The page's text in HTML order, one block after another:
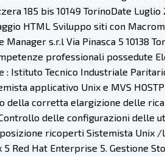
185 bis 10149 TorinoDate
HTML Sviluppo siti con
s.r.l Via Pinasca 5 10138
professionali possedute
Tecnico Industriale
applicativo Unix e MVS
della corretta elargizione delle
delle configurazioni delle
ricoperti Sistemista Unix
5 Red Hat Enterprise 5.